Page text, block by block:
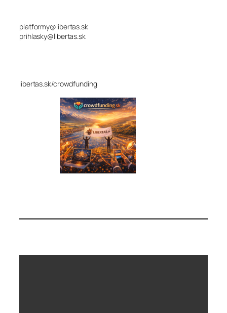
platformy@libertas.sk
prihlasky@libertas.sk
libertas.sk/crowdfunding